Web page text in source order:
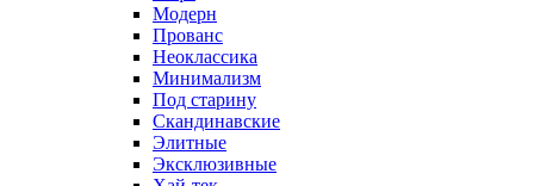
Модерн
Прованс
Неоклассика
Минимализм
Под старину
Скандинавские
Элитные
Эксклюзивные